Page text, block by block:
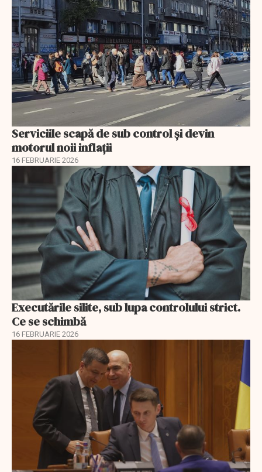
Serviciile scapă de sub control și devin
motorul noii inflații
16 FEBRUARIE 2026
Executările silite, sub lupa controlului strict.
Ce se schimbă
16 FEBRUARIE 2026